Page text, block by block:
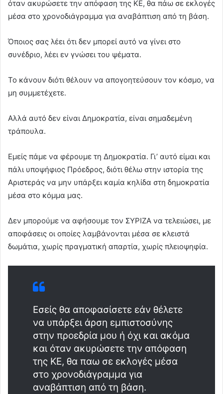
όταν ακυρώσετε την απόφαση της ΚΕ, θα πάω σε εκλογές
μέσα στο χρονοδιάγραμμα για αναβάπτιση από τη βάση.
Όποιος σας λέει ότι δεν μπορεί αυτό να γίνει στο
συνέδριο, λέει εν γνώσει του ψέματα.
Το κάνουν διότι θέλουν να απογοητεύσουν τον κόσμο, να
μη συμμετέχετε.
Αλλά αυτό δεν είναι Δημοκρατία, είναι σημαδεμένη
τράπουλα.
Εμείς πάμε να φέρουμε τη Δημοκρατία. Γι’ αυτό είμαι και
πάλι υποψήφιος Πρόεδρος, διότι θέλω στην ιστορία της
Αριστεράς να μην υπάρξει καμία κηλίδα στη δημοκρατία
μέσα στο κόμμα μας.
Δεν μπορούμε να αφήσουμε τον ΣΥΡΙΖΑ να τελειώσει, με
αποφάσεις οι οποίες λαμβάνονται μέσα σε κλειστά
δωμάτια, χωρίς πραγματική απαρτία, χωρίς πλειοψηφία.
Εσείς θα αποφασίσετε εάν θέλετε
να υπάρξει άρση εμπιστοσύνης
στην προεδρία μου ή όχι και ακόμα
και όταν ακυρώσετε την απόφαση
της ΚΕ, θα παω σε εκλογές μέσα
στο χρονοδιάγραμμα για
αναβάπτιση από τη βάση.